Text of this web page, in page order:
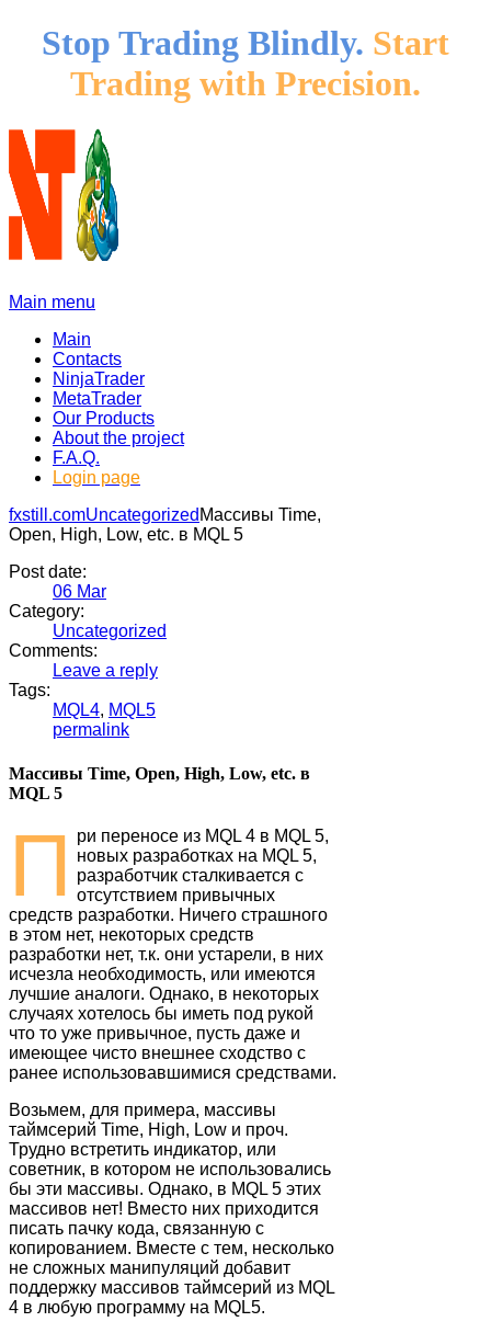
Stop Trading Blindly. Start
Trading with Precision.
Main menu
Main
Contacts
NinjaTrader
MetaTrader
Our Products
About the project
F.A.Q.
Login page
fxstill.comUncategorized Массивы Time,
Open, High, Low, etc. в MQL 5
Post date:
06 Mar
Category:
Uncategorized
Comments:
Leave a reply
Tags:
MQL4, MQL5
permalink
Массивы Time, Open, High, Low, etc. в
MQL 5
П
ри переносе из MQL 4 в MQL 5,
новых разработках на MQL 5,
разработчик сталкивается с
отсутствием привычных
средств разработки. Ничего страшного
в этом нет, некоторых средств
разработки нет, т.к. они устарели, в них
исчезла необходимость, или имеются
лучшие аналоги. Однако, в некоторых
случаях хотелось бы иметь под рукой
что то уже привычное, пусть даже и
имеющее чисто внешнее сходство с
ранее использовавшимися средствами.
Возьмем, для примера, массивы
таймсерий Time, High, Low и проч.
Трудно встретить индикатор, или
советник, в котором не использовались
бы эти массивы. Однако, в MQL 5 этих
массивов нет! Вместо них приходится
писать пачку кода, связанную с
копированием. Вместе с тем, несколько
не сложных манипуляций добавит
поддержку массивов таймсерий из MQL
4 в любую программу на MQL5.